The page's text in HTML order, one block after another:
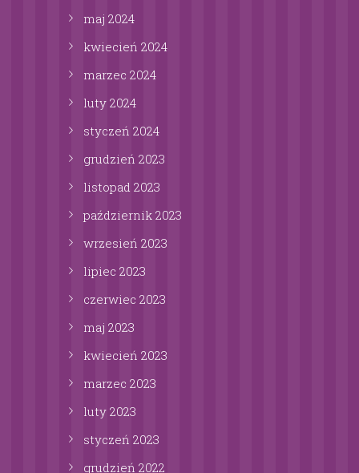
maj 2024
kwiecień 2024
marzec 2024
luty 2024
styczeń 2024
grudzień 2023
listopad 2023
październik 2023
wrzesień 2023
lipiec 2023
czerwiec 2023
maj 2023
kwiecień 2023
marzec 2023
luty 2023
styczeń 2023
grudzień 2022